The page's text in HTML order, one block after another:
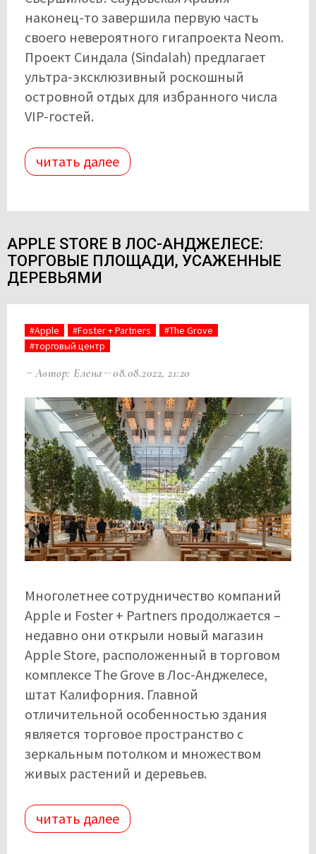
наконец-то завершила первую часть
своего невероятного гигапроекта Neom.
Проект Синдала (Sindalah) предлагает
ультра-эксклюзивный роскошный
островной отдых для избранного числа
VIP-гостей.
читать далее
APPLE STORE В ЛОС-АНДЖЕЛЕСЕ:
ТОРГОВЫЕ ПЛОЩАДИ, УСАЖЕННЫЕ
ДЕРЕВЬЯМИ
#Apple #Foster + Partners
#The Grove
#торговый центр
Автор: Елена 08.08.2022, 21:20
Многолетнее сотрудничество компаний
Apple и Foster + Partners продолжается –
недавно они открыли новый магазин
Apple Store, расположенный в торговом
комплексе The Grove в Лос-Анджелесе,
штат Калифорния. Главной
отличительной особенностью здания
является торговое пространство с
зеркальным потолком и множеством
живых растений и деревьев.
читать далее